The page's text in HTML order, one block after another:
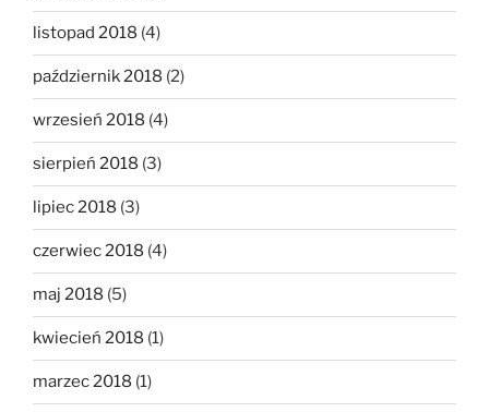
listopad 2018 (4)
październik 2018 (2)
wrzesień 2018 (4)
sierpień 2018 (3)
lipiec 2018 (3)
czerwiec 2018 (4)
maj 2018 (5)
kwiecień 2018 (1)
marzec 2018 (1)